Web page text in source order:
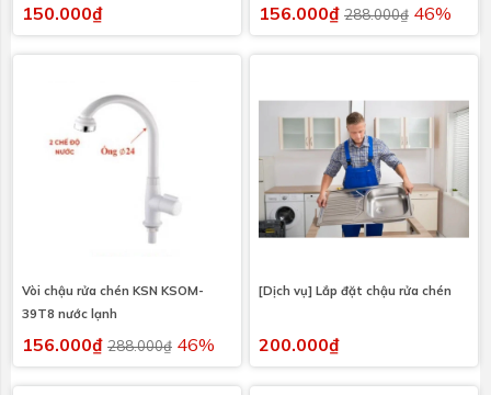
150.000₫ 156.000₫ 288.000₫ 46%
Vòi chậu rửa chén KSN KSOM-
39T8 nước lạnh
156.000₫ 288.000₫ 46%
[Dịch vụ] Lắp đặt chậu rửa chén
200.000₫